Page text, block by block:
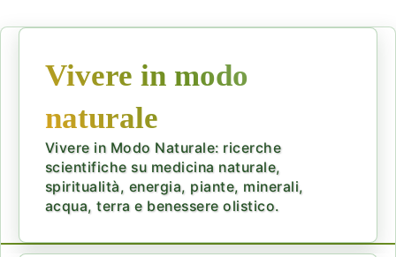
Vivere in modo
naturale
Vivere in Modo Naturale: ricerche
scientifiche su medicina naturale,
spiritualità, energia, piante, minerali,
acqua, terra e benessere olistico.